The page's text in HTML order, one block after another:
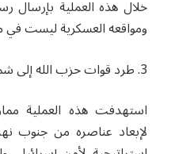
خلال هذه العملية بإرسال
ومواقعه العسكرية ليست في
3. طرد قوات حزب الله إلى شمال نهر الليطاني
استهدفت هذه العملية
لإبعاد عناصره من جنوب